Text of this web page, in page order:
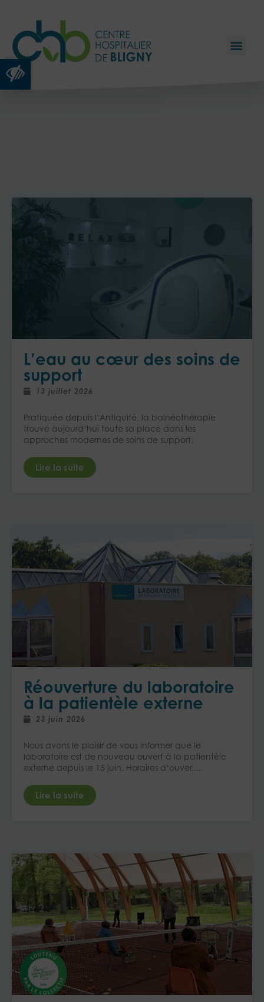
Ouvrir la barre d’outils
L’eau au cœur des soins de
support
13 juillet 2026
Pratiquée depuis l’Antiquité, la balnéothérapie
trouve aujourd’hui toute sa place dans les
approches modernes de soins de support.
Lire la suite
Réouverture du laboratoire
à la patientèle externe​
23 juin 2026
Nous avons le plaisir de vous informer que le
laboratoire est de nouveau ouvert à la patientèle
externe depuis le 15 juin.​ Horaires d’ouver....
Lire la suite